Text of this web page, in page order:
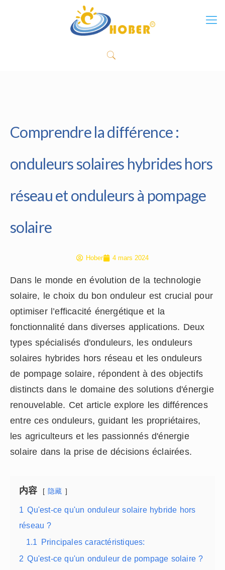
Comprendre la différence :
onduleurs solaires hybrides hors
réseau et onduleurs à pompage
solaire
Hober 4 mars 2024
Dans le monde en évolution de la technologie
solaire, le choix du bon onduleur est crucial pour
optimiser l’efficacité énergétique et la
fonctionnalité dans diverses applications. Deux
types spécialisés d'onduleurs, les onduleurs
solaires hybrides hors réseau et les onduleurs
de pompage solaire, répondent à des objectifs
distincts dans le domaine des solutions d'énergie
renouvelable. Cet article explore les différences
entre ces onduleurs, guidant les propriétaires,
les agriculteurs et les passionnés d'énergie
solaire dans la prise de décisions éclairées.
内容 隐藏
1 Qu'est-ce qu'un onduleur solaire hybride hors
réseau ?
1.1 Principales caractéristiques:
2 Qu'est-ce qu'un onduleur de pompage solaire ?